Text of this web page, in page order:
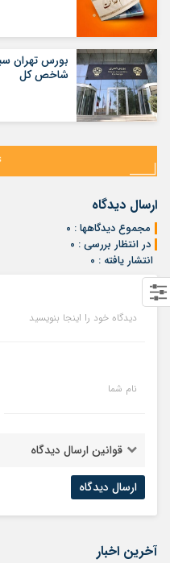
شاخص کل
ارسال دیدگاه
مجموع دیدگاهها : ۰
در انتظار بررسی : ۰
انتشار یافته : ۰
دیدگاه خود را اینجا بنویسید
نام شما
قوانین ارسال دیدگاه
آخرین اخبار